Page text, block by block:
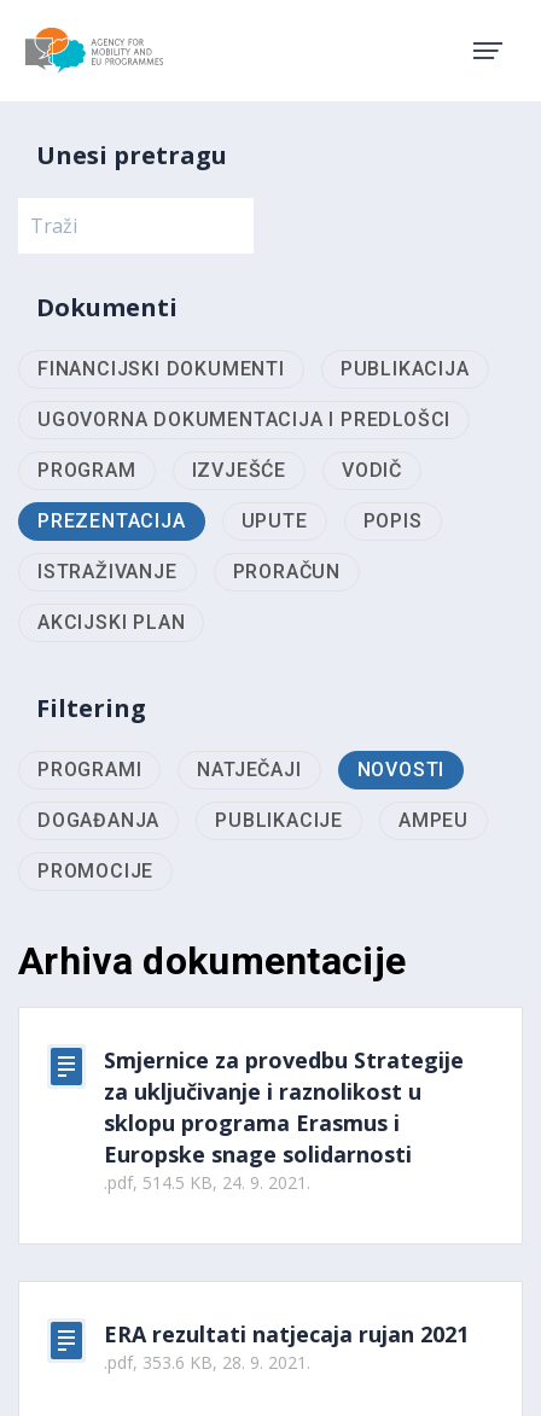
Unesi pretragu
Dokumenti
FINANCIJSKI DOKUMENTI PUBLIKACIJA
UGOVORNA DOKUMENTACIJA I PREDLOŠCI
PROGRAM IZVJEŠĆE VODIČ
PREZENTACIJA UPUTE POPIS
ISTRAŽIVANJE PRORAČUN
AKCIJSKI PLAN
Filtering
PROGRAMI NATJEČAJI NOVOSTI
DOGAĐANJA PUBLIKACIJE AMPEU
PROMOCIJE
Arhiva dokumentacije
Smjernice za provedbu Strategije
za uključivanje i raznolikost u
sklopu programa Erasmus i
Europske snage solidarnosti
.pdf, 514.5 KB, 24. 9. 2021.
ERA rezultati natjecaja rujan 2021
.pdf, 353.6 KB, 28. 9. 2021.